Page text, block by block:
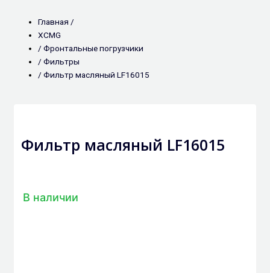
Главная /
XCMG
/ Фронтальные погрузчики
/ Фильтры
/ Фильтр масляный LF16015
Фильтр масляный LF16015
В наличии